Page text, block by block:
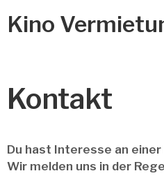
Kino
Kontakt
Du hast Interesse an
Wir melden uns in der